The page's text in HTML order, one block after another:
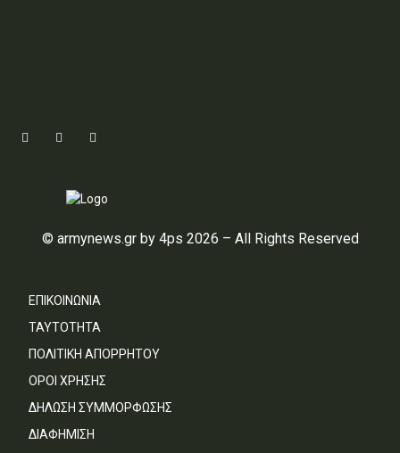
© armynews.gr by 4ps 2026 – All Rights Reserved
ΕΠΙΚΟΙΝΩΝΙΑ
ΤΑΥΤΟΤΗΤΑ
ΠΟΛΙΤΙΚΗ ΑΠΟΡΡΗΤΟΥ
ΟΡΟΙ ΧΡΗΣΗΣ
ΔΗΛΩΣΗ ΣΥΜΜΟΡΦΩΣΗΣ
ΔΙΑΦΗΜΙΣΗ